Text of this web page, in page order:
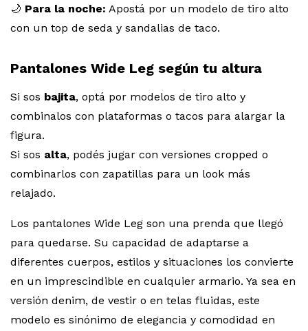
🌙 Para la noche: Apostá por un modelo de tiro alto
con un top de seda y sandalias de taco.
Pantalones Wide Leg según tu altura
Si sos bajita, optá por modelos de tiro alto y
combinalos con plataformas o tacos para alargar la
figura.
Si sos alta, podés jugar con versiones cropped o
combinarlos con zapatillas para un look más
relajado.
Los pantalones Wide Leg son una prenda que llegó
para quedarse. Su capacidad de adaptarse a
diferentes cuerpos, estilos y situaciones los convierte
en un imprescindible en cualquier armario. Ya sea en
versión denim, de vestir o en telas fluidas, este
modelo es sinónimo de elegancia y comodidad en